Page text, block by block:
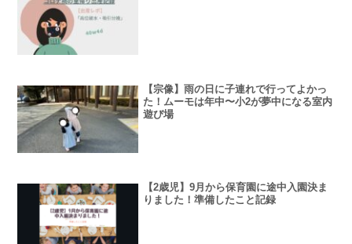
【宗像】雨の日に子連れで行ってよかっ
た！ムーモは年中〜小2が夢中になる室内
遊び場
【2歳児】9月から保育園に途中入園決ま
りました！準備したこと記録